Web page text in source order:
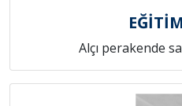
Alçı perakende